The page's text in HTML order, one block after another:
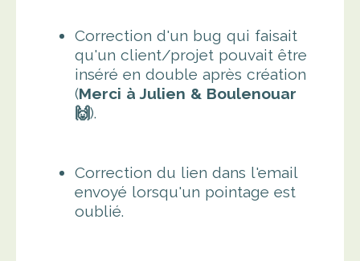
Correction d'un bug qui faisait
qu'un client/projet pouvait être
inséré en double après création
(Merci à Julien & Boulenouar
🙌).
Correction du lien dans l'email
envoyé lorsqu'un pointage est
oublié.